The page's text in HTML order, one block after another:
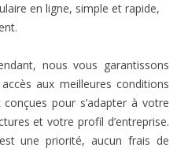
en ligne, simple et rapide,
nous vous garantissons
aux meilleures conditions
pour s’adapter à votre
et votre profil d’entreprise.
une priorité, aucun frais de